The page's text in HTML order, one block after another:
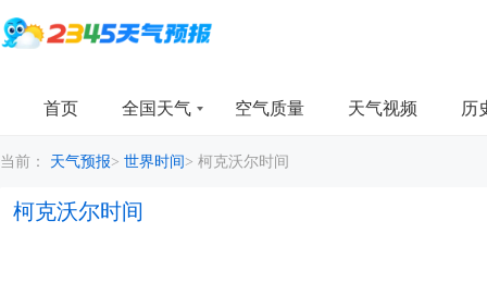
首页 全国天气 空气质量 天气视频 历
当前： 天气预报> 世界时间 > 柯克沃尔时间
柯克沃尔时间